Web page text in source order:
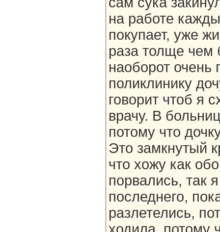
на работе
покупает, уже
раза толще чем
наоборот очень
поликлинику
говорит чтоб я
врачу. В
потому что
Это замкнутый
что хожу как
порвались, так
последнего,
разлетелись,